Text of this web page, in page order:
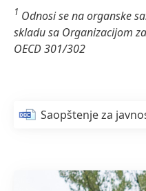
1 Odnosi se na organske
skladu sa Organizacijom
OECD 301/302
Saopštenje za